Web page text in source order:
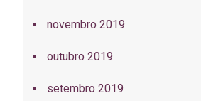
novembro 2019
outubro 2019
setembro 2019